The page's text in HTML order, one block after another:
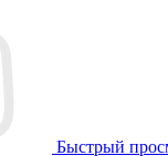
Быстрый